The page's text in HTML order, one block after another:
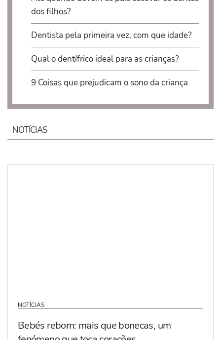
dos filhos?
Dentista pela primeira vez, com que idade?
Qual o dentífrico ideal para as crianças?
9 Coisas que prejudicam o sono da criança
NOTÍCIAS
NOTÍCIAS
Bebés reborn: mais que bonecas, um